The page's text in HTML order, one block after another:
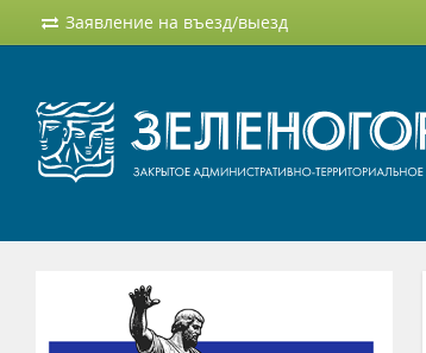
Заявление на въезд/выезд